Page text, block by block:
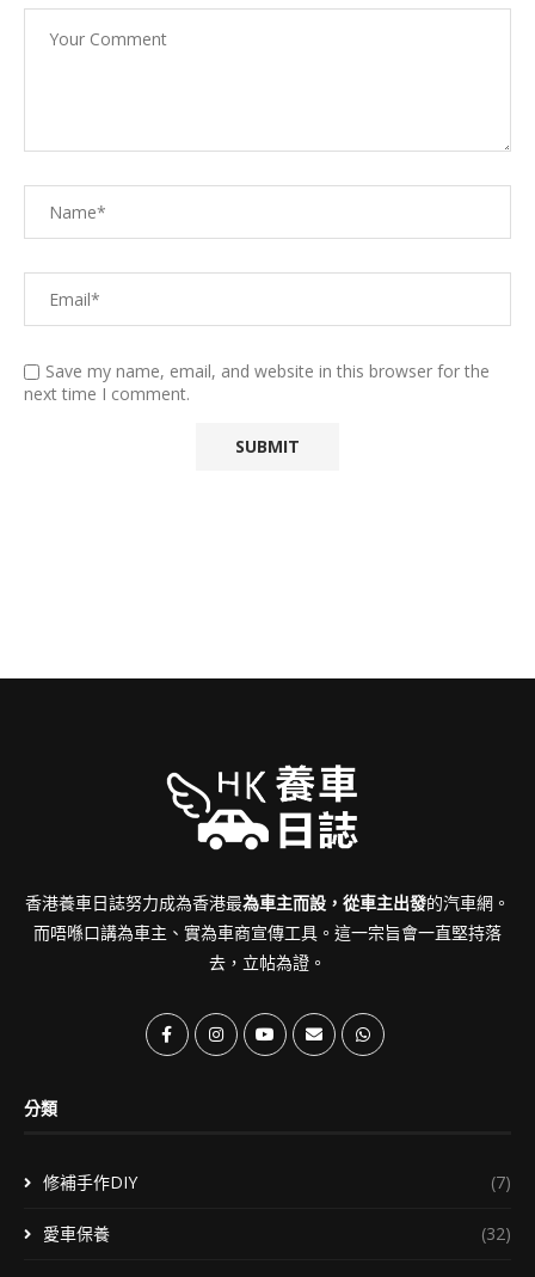
Save my name, email, and website in this browser for the
next time I comment.
香港養車日誌努力成為香港最為車主而設，從車主出發的汽車網。
而唔喺口講為車主、實為車商宣傳工具。這一宗旨會一直堅持落
去，立帖為證。
分類
修補手作DIY (7)
愛車保養 (32)